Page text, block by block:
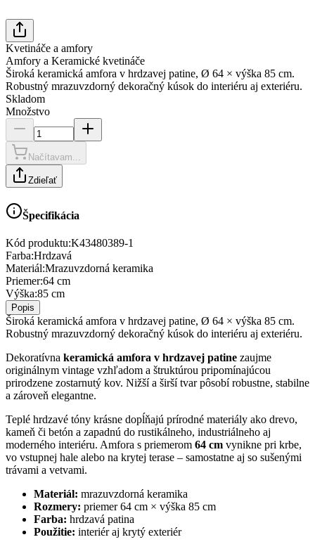
Kvetináče a amfory
Amfory a Keramické kvetináče
Široká keramická amfora v hrdzavej patine, Ø 64 × výška 85 cm.
Robustný mrazuvzdorný dekoračný kúsok do interiéru aj exteriéru.
Skladom
Množstvo
Načítavam...
Zdieľať
Špecifikácia
Kód produktu:K43480389-1
Farba:Hrdzavá
Materiál:Mrazuvzdorná keramika
Priemer:64 cm
Výška:85 cm
Popis
Široká keramická amfora v hrdzavej patine, Ø 64 × výška 85 cm.
Robustný mrazuvzdorný dekoračný kúsok do interiéru aj exteriéru.
Dekoratívna keramická amfora v hrdzavej patine zaujme
originálnym vintage vzhľadom a štruktúrou pripomínajúcou
prirodzene zostarnutý kov. Nižší a širší tvar pôsobí robustne, stabilne
a zároveň elegantne.
Teplé hrdzavé tóny krásne dopĺňajú prírodné materiály ako drevo,
kameň či betón a zapadnú do rustikálneho, industriálneho aj
moderného interiéru. Amfora s priemerom 64 cm vynikne pri krbe,
vo vstupnej hale alebo na krytej terase – samostatne aj so sušenými
trávami a vetvami.
Materiál: mrazuvzdorná keramika
Rozmery: priemer 64 cm × výška 85 cm
Farba: hrdzavá patina
Použitie: interiér aj krytý exteriér